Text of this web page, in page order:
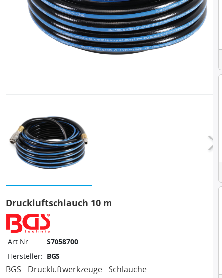
Druckluftschlauch 10 m
Art.Nr.:
S7058700
Hersteller: BGS
BGS - Druckluftwerkzeuge - Schläuche